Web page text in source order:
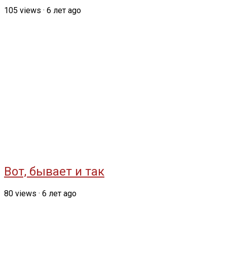
105 views · 6 лет ago
Вот, бывает и так
80 views · 6 лет ago